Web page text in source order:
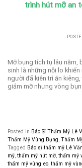
trình hút mỡ an
Mỡ bụng tích tụ lâu năm,
sinh là những nỗi lo
người đã kiên trì ăn
giảm mỡ nhưng vòng
Posted in Bác Sĩ Thẩm Mỹ Lê
Thẩm Mỹ Vùng Bụng, Thẩm
Tagged Bác sĩ thẩm mỹ Lê
mỹ, thẩm mỹ hút mỡ, thẩm mỹ
thẩm mỹ vùng eo, thẩm mỹ